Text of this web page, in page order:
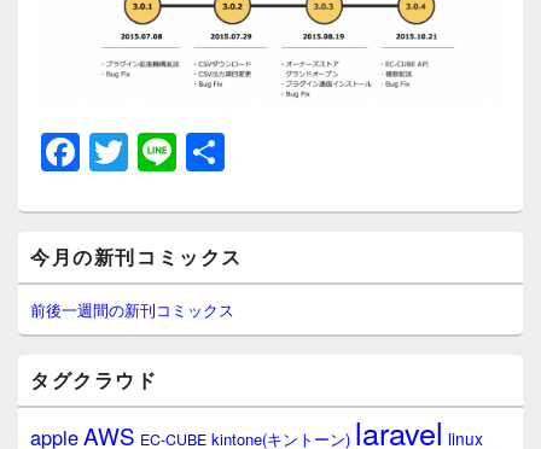
F
c
e
b
o
o
k
T
tt
er
Li
e
イ
ン
サ
イ
ウ
ィ
今月の新刊コミックス
前後一週間の新刊コミックス
タグクラウド
appleAWS EC-CUBE kintone(キントーン) laravel linux